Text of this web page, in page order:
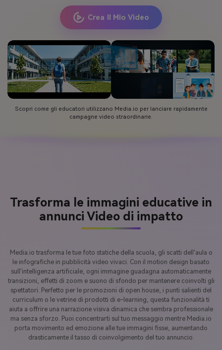
Crea Il Mio Video
Scopri come gli educatori utilizzano Media.io per lanciare rapidamente
campagne video straordinarie.
Trasforma le immagini educative in
annunci Video di impatto
Media.io trasforma le tue foto statiche della scuola, gli scatti dell'aula o
le infografiche in pubblicità video vivaci. Con il motion design basato
sull'intelligenza artificiale, ogni immagine guadagna automaticamente
transizioni, effetti di zoom e suono di sfondo per mantenere coinvolti gli
spettatori. Perfetto per le promozioni di open house, i punti salienti del
curriculum o le vetrine di prodotti di e-learning, questa funzionalità ti
aiuta a offrire una narrazione visiva dinamica che sembra professionale
ma senza sforzo. Puoi concentrarti sul tuo messaggio mentre Media.io
porta movimento ed emozione alle tue immagini fisse, aumentando
drasticamente il tasso di coinvolgimento del tuo annuncio.